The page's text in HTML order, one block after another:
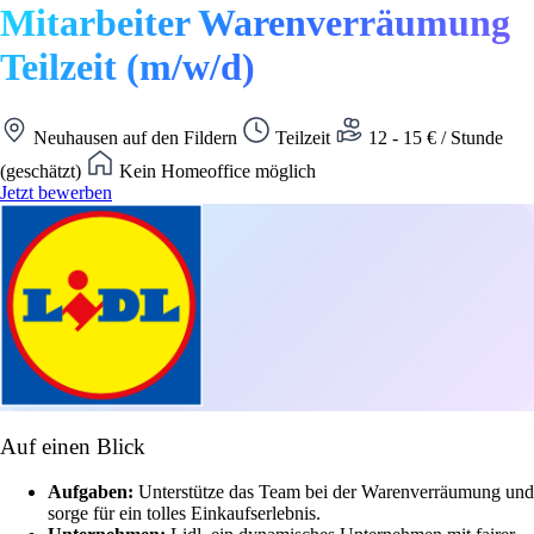
Mitarbeiter Warenverräumung
Teilzeit (m/w/d)
Neuhausen auf den Fildern Teilzeit
12 - 15 € / Stunde
(geschätzt)
Kein Homeoffice möglich
Jetzt bewerben
Auf einen Blick
Aufgaben: Unterstütze das Team bei der Warenverräumung und
sorge für ein tolles Einkaufserlebnis.